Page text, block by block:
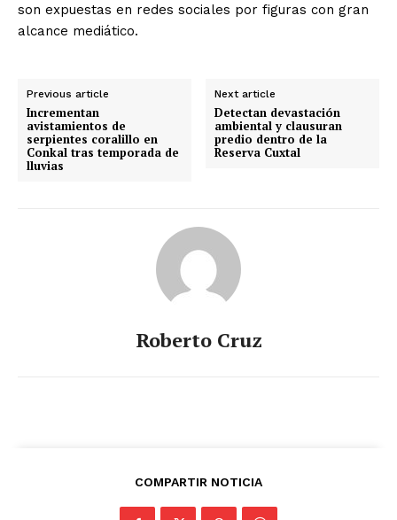
son expuestas en redes sociales por figuras con gran
alcance mediático.
Previous article
Incrementan
avistamientos de
serpientes coralillo en
Conkal tras temporada de
lluvias
Next article
Detectan devastación
ambiental y clausuran
predio dentro de la
Reserva Cuxtal
Roberto Cruz
COMPARTIR NOTICIA